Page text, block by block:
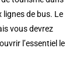
lignes de bus. Le
vous devrez
l’essentiel le